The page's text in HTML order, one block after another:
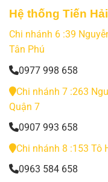
Hệ thống Tiến Hải
Chi nhánh 6 :39
Tân Phú
0977 998 658
Chi nhánh 7 :263
Quận 7
0907 993 658
Chi nhánh 8 :153 Tô
0963 584 658